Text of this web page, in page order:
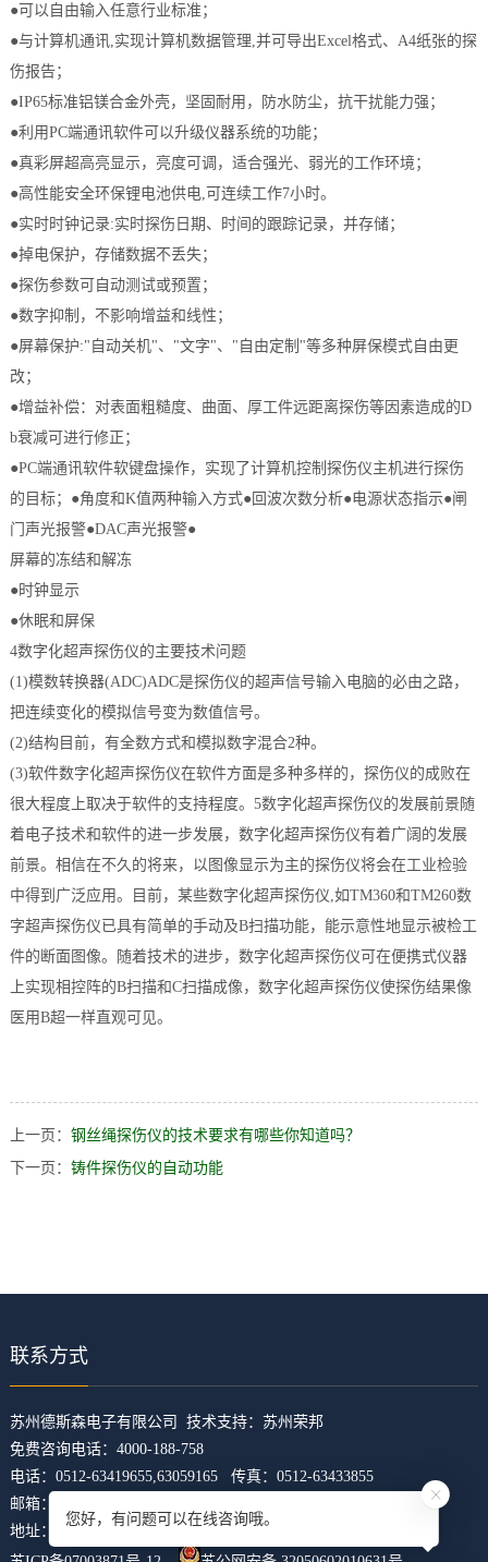
●可以自由输入任意行业标准；
●与计算机通讯,实现计算机数据管理,并可导出Excel格式、A4纸张的探
伤报告；
●IP65标准铝镁合金外壳，坚固耐用，防水防尘，抗干扰能力强；
●利用PC端通讯软件可以升级仪器系统的功能；
●真彩屏超高亮显示，亮度可调，适合强光、弱光的工作环境；
●高性能安全环保锂电池供电,可连续工作7小时。
●实时时钟记录:实时探伤日期、时间的跟踪记录，并存储；
●掉电保护，存储数据不丢失；
●探伤参数可自动测试或预置；
●数字抑制，不影响增益和线性；
●屏幕保护:"自动关机"、"文字"、"自由定制"等多种屏保模式自由更
改；
●增益补偿：对表面粗糙度、曲面、厚工件远距离探伤等因素造成的D
b衰减可进行修正；
●PC端通讯软件软键盘操作，实现了计算机控制探伤仪主机进行探伤
的目标；●角度和K值两种输入方式●回波次数分析●电源状态指示●闸
门声光报警●DAC声光报警●
屏幕的冻结和解冻
●时钟显示
●休眠和屏保
4数字化超声探伤仪的主要技术问题
(1)模数转换器(ADC)ADC是探伤仪的超声信号输入电脑的必由之路，
把连续变化的模拟信号变为数值信号。
(2)结构目前，有全数方式和模拟数字混合2种。
(3)软件数字化超声探伤仪在软件方面是多种多样的，探伤仪的成败在
很大程度上取决于软件的支持程度。5数字化超声探伤仪的发展前景随
着电子技术和软件的进一步发展，数字化超声探伤仪有着广阔的发展
前景。相信在不久的将来，以图像显示为主的探伤仪将会在工业检验
中得到广泛应用。目前，某些数字化超声探伤仪,如TM360和TM260数
字超声探伤仪已具有简单的手动及B扫描功能，能示意性地显示被检工
件的断面图像。随着技术的进步，数字化超声探伤仪可在便携式仪器
上实现相控阵的B扫描和C扫描成像，数字化超声探伤仪使探伤结果像
医用B超一样直观可见。
上一页： 钢丝绳探伤仪的技术要求有哪些你知道吗？
下一页： 铸件探伤仪的自动功能
联系方式
​苏州德斯森电子有限公司 技术支持： 苏州荣邦
免费咨询电话：4000-188-758
电话：0512-63419655,63059165 传真：0512-63433855
邮箱：z5421473@126.com
地址：江苏省苏州市吴中区临湖镇东山大道4168号U科技园31幢
您好，有问题可以在线咨询哦。